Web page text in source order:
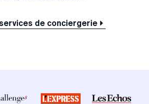
de conciergerie